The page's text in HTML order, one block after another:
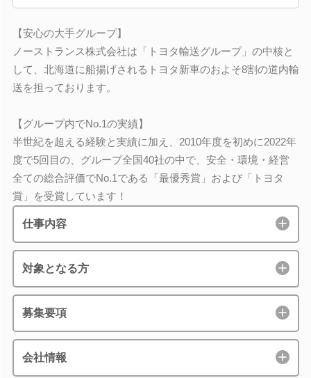
【安心の大手グループ】
ノーストランス株式会社は「トヨタ輸送グループ」の中核と
して、北海道に船揚げされるトヨタ新車のおよそ8割の道内輸
送を担っております。
【グループ内でNo.1の実績】
半世紀を超える経験と実績に加え、2010年度を初めに2022年
度で5回目の、グループ全国40社の中で、安全・環境・経営
全ての総合評価でNo.1である「最優秀賞」および「トヨタ
賞」を受賞しています！
仕事内容
対象となる方
募集要項
会社情報